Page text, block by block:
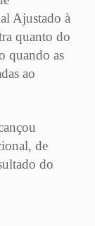
Ajustado à
quanto do
quando as
ao
de
do